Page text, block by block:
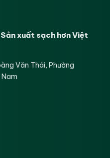
xuất sạch hơn Việt
Văn Thái, Phường